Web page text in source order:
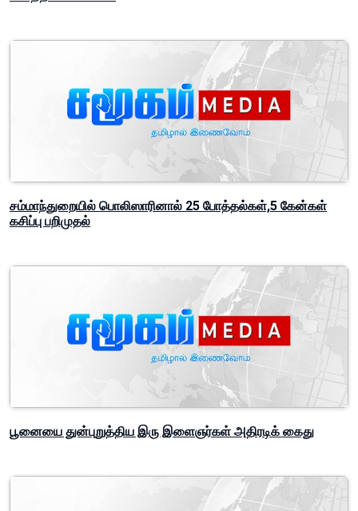
சம்மாந்துறையில் பொலிஸாரினால் 25 போத்தல்கள்,5 கேன்கள்
கசிப்பு பறிமுதல்
பூனையை துன்புறுத்திய இரு இளைஞர்கள் அதிரடிக் கைது